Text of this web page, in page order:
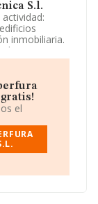
S.l.
inmobiliaria.
por mayor y
está
cuyo Código
y/o
S.L
en
en el
el